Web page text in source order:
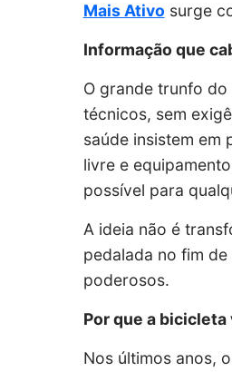
Mais Ativo surge
Informação que
O grande trunfo
técnicos, sem
saúde insistem em
livre e
possível para
A ideia não é
pedalada no fim
poderosos.
Por que a
Nos últimos anos,